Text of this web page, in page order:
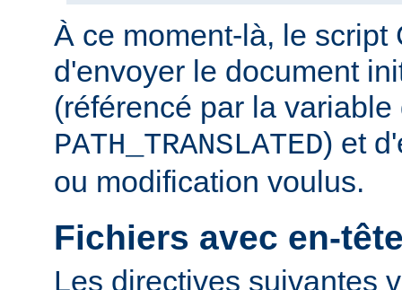
À ce moment-là, le script
d'envoyer le document
(référencé par la
PATH_TRANSLATED) et
ou modification voulus.
Fichiers avec en-
Les directives suivantes